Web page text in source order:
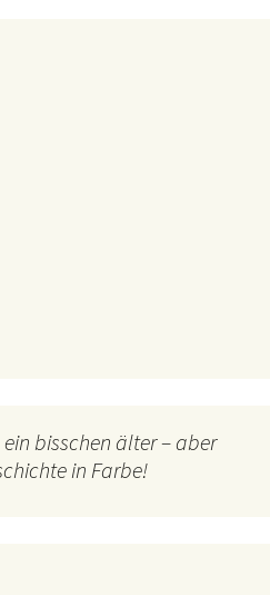
bisschen älter – aber
in Farbe!